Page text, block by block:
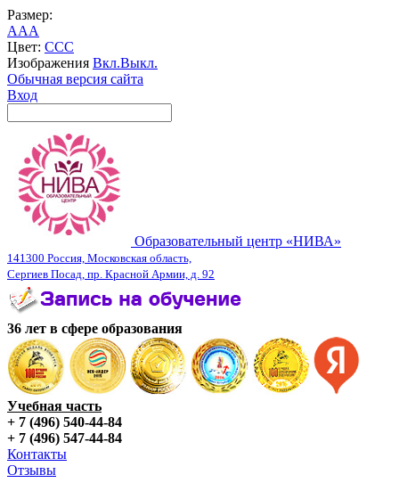
Размер:
AAA
Цвет: CCC
Изображения Вкл.Выкл.
Обычная версия сайта
Вход
Образовательный центр «НИВА»
141300 Россия, Московская область,
Сергиев Посад, пр. Красной Армии, д. 92
36 лет в сфере образования
Учебная часть
+ 7 (496) 540-44-84
+ 7 (496) 547-44-84
Контакты
Отзывы